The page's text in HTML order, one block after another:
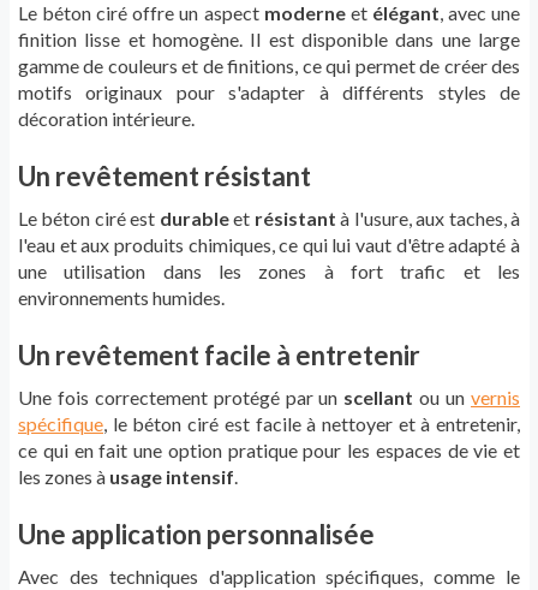
Le béton ciré offre un aspect moderneet élégant, avec une
finition lisse et homogène. Il est disponible dans une large
gamme de couleurs et de finitions, ce qui permet de créer des
motifs originaux pour s'adapter à différents styles de
décoration intérieure.
Un revêtement résistant
Le béton ciré est durableet résistant à l'usure, aux taches, à
l'eau et aux produits chimiques, ce qui lui vaut d'être adapté à
une utilisation dans les zones à fort trafic et les
environnements humides.
Un revêtement facile à entretenir
Une fois correctement protégé par un scellant ou unvernis
spécifique, le béton ciré est facile à nettoyer et à entretenir,
ce qui en fait une option pratique pour les espaces de vie et
les zones à usage intensif.
Une application personnalisée
Avec des techniques d'application spécifiques, comme le